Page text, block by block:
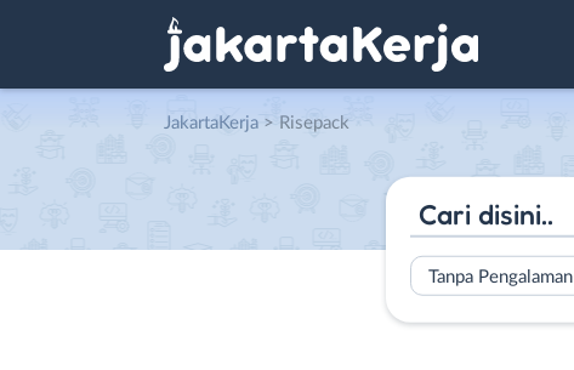
JakartaKerja > Risepack
Tanpa Pengalaman